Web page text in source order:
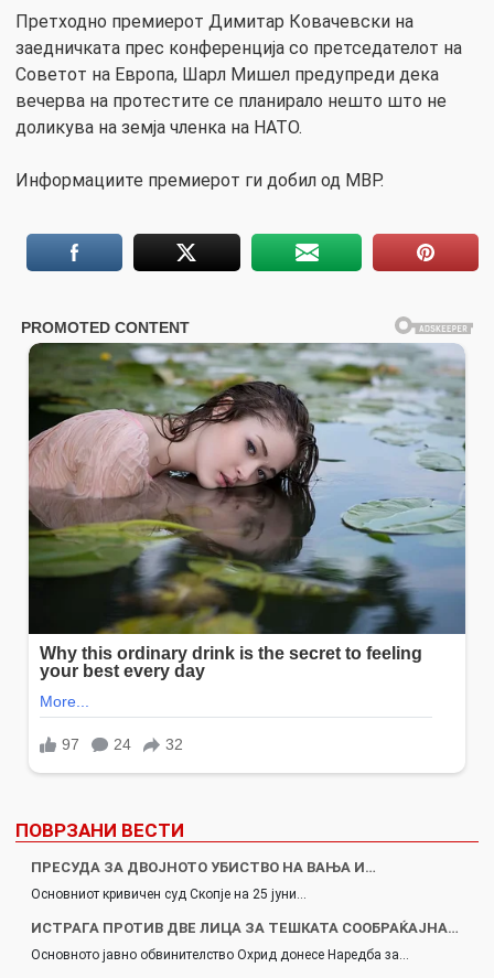
Претходно премиерот Димитар Ковачевски на
заедничката прес конференција со претседателот на
Советот на Европа, Шарл Мишел предупреди дека
вечерва на протестите се планирало нешто што не
доликува на земја членка на НАТО.
Информациите премиерот ги добил од МВР.
ПОВРЗАНИ ВЕСТИ
ПРЕСУДА ЗА ДВОЈНОТО УБИСТВО НА ВАЊА И…
Основниот кривичен суд Скопје на 25 јуни…
ИСТРАГА ПРОТИВ ДВЕ ЛИЦА ЗА ТЕШКАТА СООБРАЌАЈНА…
Основното јавно обвинителство Охрид донесе Наредба за…